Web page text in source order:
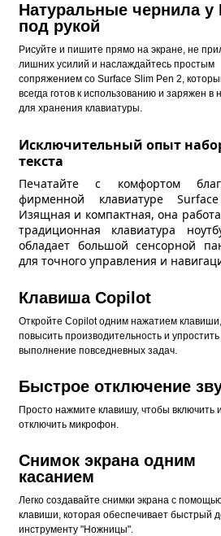
Натуральные чернила у
под рукой
Рисуйте и пишите прямо на экране, не
лишних усилий и наслаждайтесь простым
сопряжением со Surface Slim Pen 2,
всегда готов к использованию и заряжен в
для хранения клавиатуры.
Исключительный опыт
текста
Печатайте с комфортом
фирменной клавиатуре
Изящная и компактная, она
традиционная клавиатура
обладает большой сенсорной
для точного управления и
Клавиша Copilot
Откройте Copilot одним нажатием
повысить производительность и упростить
выполнение повседневных задач.
Быстрое отключение
Просто нажмите клавишу, чтобы включить
отключить микрофон.
Снимок экрана одним
касанием
Легко создавайте снимки экрана с
клавиши, которая обеспечивает быстрый
инструменту "Ножницы".